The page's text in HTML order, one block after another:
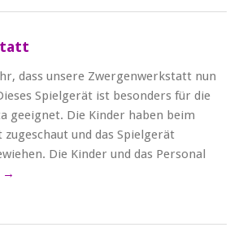
dass unsere Zwergenwerkstatt nun
Spielgerät ist besonders für die
geeignet. Die Kinder haben beim
und das Spielgerät
Die Kinder und das Personal
→